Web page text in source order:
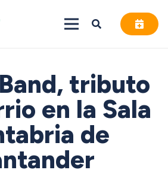
tributo
en la Sala
de